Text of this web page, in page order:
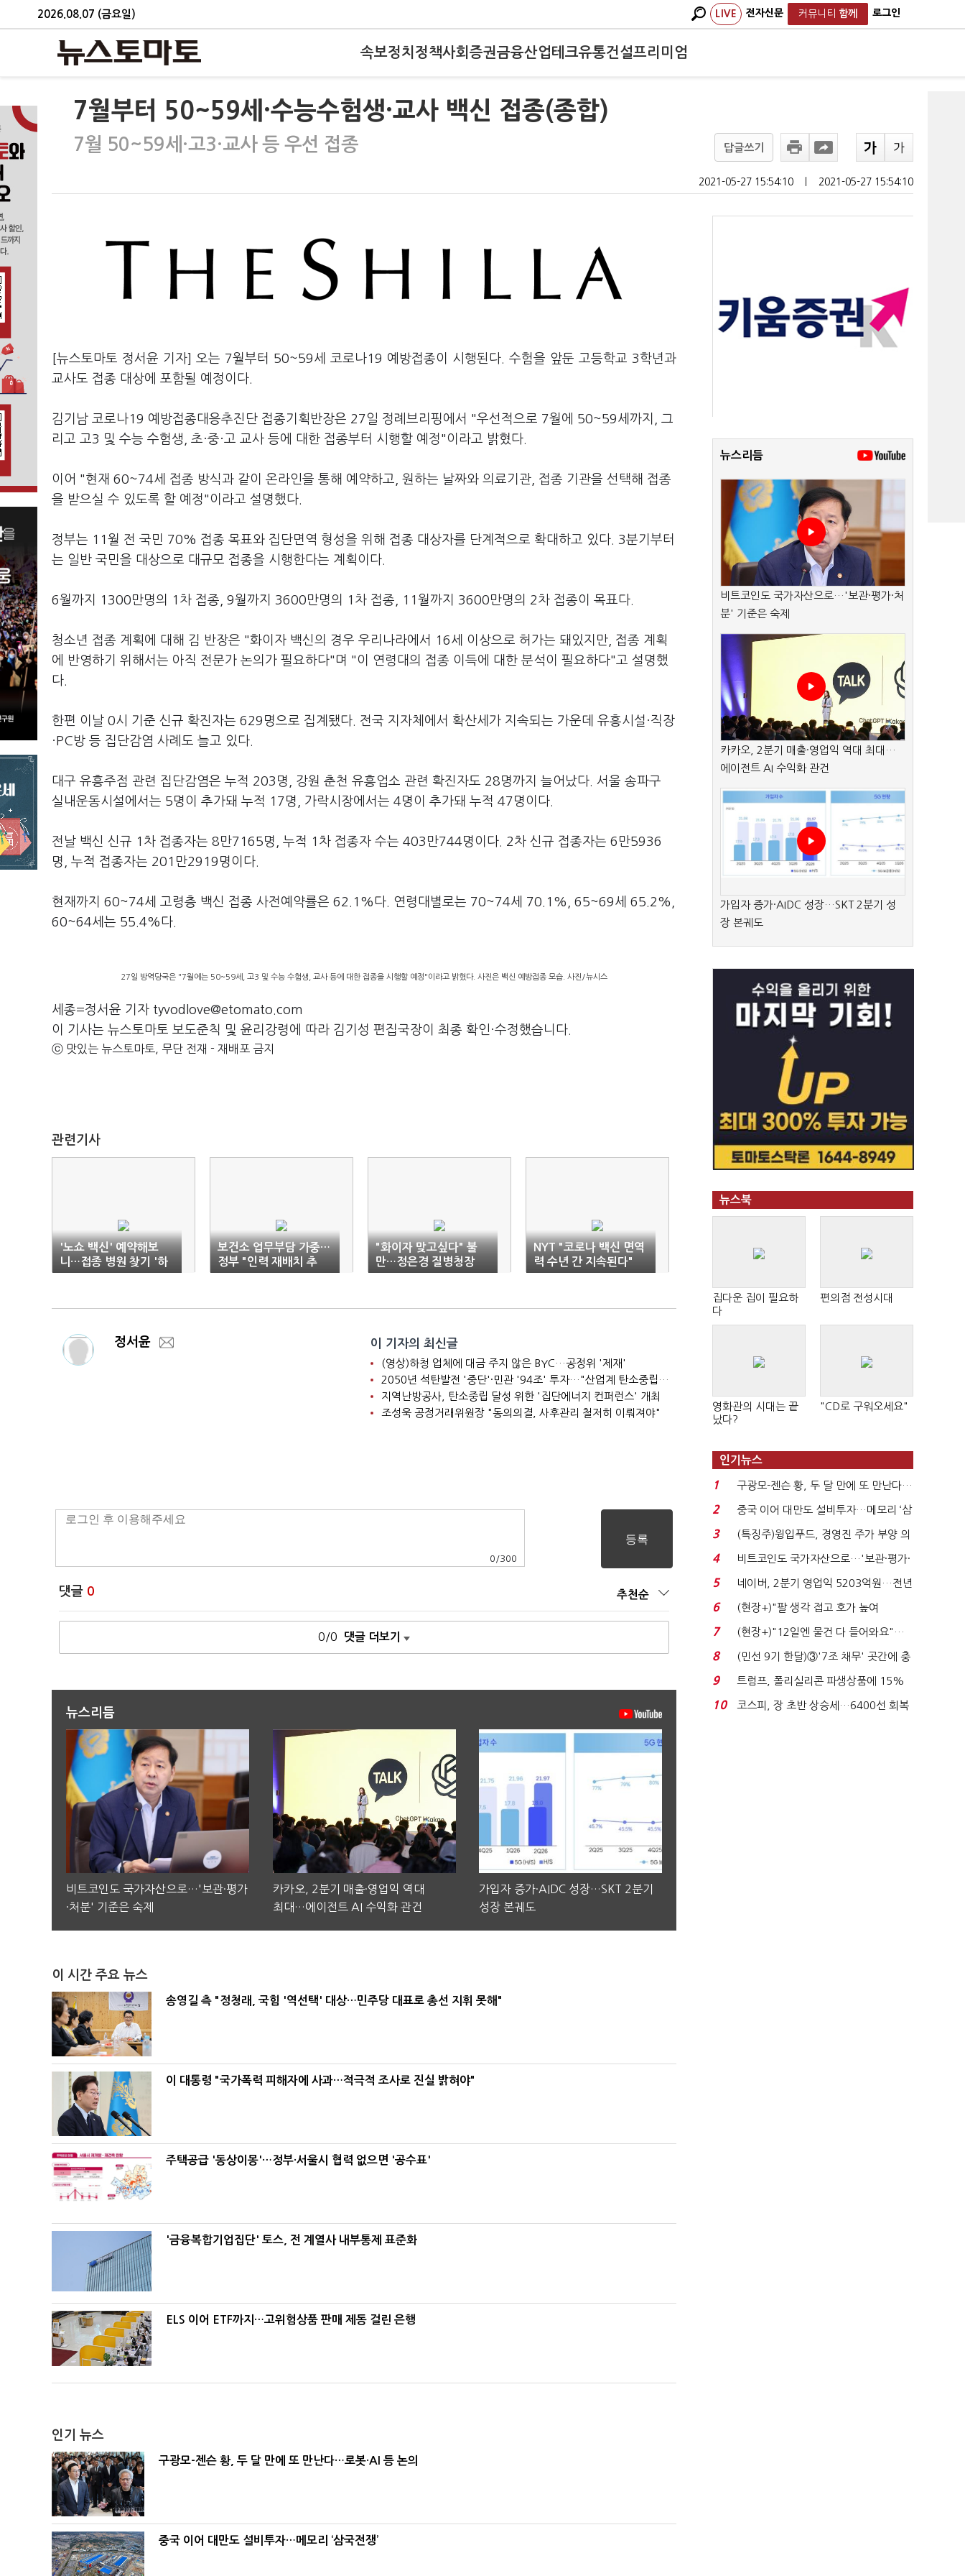
2026.08.07 (금요일) LIVE 전자신문 커뮤니티 함께 로그인
속보정치 정책사회 증권금융산업테크유통건설프리미엄
7월부터 50~59세·수능수험생·교사 백신 접종(종합)
7월 50~59세·고3·교사 등 우선 접종 답글쓰기
2021-05-27 15:54:10 2021-05-27 15:54:10
[뉴스토마토 정서윤 기자] 오는 7월부터 50~59세 코로나19 예방접종이 시행된다. 수험을 앞둔 고등학교 3학년과
교사도 접종 대상에 포함될 예정이다.
김기남 코로나19 예방접종대응추진단 접종기획반장은 27일 정례브리핑에서 "우선적으로 7월에 50~59세까지, 그
리고 고3 및 수능 수험생, 초·중·고 교사 등에 대한 접종부터 시행할 예정"이라고 밝혔다.
이어 "현재 60~74세 접종 방식과 같이 온라인을 통해 예약하고, 원하는 날짜와 의료기관, 접종 기관을 선택해 접종
을 받으실 수 있도록 할 예정"이라고 설명했다.
정부는 11월 전 국민 70% 접종 목표와 집단면역 형성을 위해 접종 대상자를 단계적으로 확대하고 있다. 3분기부터
는 일반 국민을 대상으로 대규모 접종을 시행한다는 계획이다.
6월까지 1300만명의 1차 접종, 9월까지 3600만명의 1차 접종, 11월까지 3600만명의 2차 접종이 목표다.
청소년 접종 계획에 대해 김 반장은 "화이자 백신의 경우 우리나라에서 16세 이상으로 허가는 돼있지만, 접종 계획
에 반영하기 위해서는 아직 전문가 논의가 필요하다"며 "이 연령대의 접종 이득에 대한 분석이 필요하다"고 설명했
다.
한편 이날 0시 기준 신규 확진자는 629명으로 집계됐다. 전국 지자체에서 확산세가 지속되는 가운데 유흥시설·직장
·PC방 등 집단감염 사례도 늘고 있다.
대구 유흥주점 관련 집단감염은 누적 203명, 강원 춘천 유흥업소 관련 확진자도 28명까지 늘어났다. 서울 송파구
실내운동시설에서는 5명이 추가돼 누적 17명, 가락시장에서는 4명이 추가돼 누적 47명이다.
전날 백신 신규 1차 접종자는 8만7165명, 누적 1차 접종자 수는 403만744명이다. 2차 신규 접종자는 6만5936
명, 누적 접종자는 201만2919명이다.
현재까지 60~74세 고령층 백신 접종 사전예약률은 62.1%다. 연령대별로는 70~74세 70.1%, 65~69세 65.2%,
60~64세는 55.4%다.
27일 방역당국은 "7월에는 50~59세, 고3 및 수능 수험생, 교사 등에 대한 접종을 시행할 예정"이라고 밝혔다. 사진은 백신 예방접종 모습. 사진/뉴시스
세종=정서윤 기자 tyvodlove@etomato.com
이 기사는 뉴스토마토 보도준칙 및 윤리강령에 따라 김기성 편집국장이 최종 확인·수정했습니다.
ⓒ 맛있는 뉴스토마토, 무단 전재 - 재배포 금지
관련기사
'노쇼 백신' 예약해보
니…접종 병원 찾기 '하
늘의 별따기'
보건소 업무부담 가중…
정부 "인력 재배치 추
진"
"화이자 맞고싶다" 불
만…정은경 질병청장
"AZ도 안전하다"
NYT "코로나 백신 면역
력 수년 간 지속된다"
정서윤 이 기자의 최신글
(영상)하청 업체에 대금 주지 않은 BYC…공정위 '제재'
2050년 석탄발전 '중단'·민관 '94조' 투자…"산업계 탄소중립에 고삐"
지역난방공사, 탄소중립 달성 위한 '집단에너지 컨퍼런스' 개최
조성욱 공정거래위원장 "동의의결, 사후관리 철저히 이뤄져야"
0 /300
댓글 0 추천순
0/0 댓글 더보기
뉴스리듬
비트코인도 국가자산으로…'보관·평가
·처분' 기준은 숙제
카카오, 2분기 매출·영업익 역대
최대…에이전트 AI 수익화 관건
가입자 증가·AIDC 성장…SKT 2분기
성장 본궤도
이 시간 주요 뉴스
송영길 측 "정청래, 국힘 '역선택' 대상…민주당 대표로 총선 지휘 못해"
이 대통령 "국가폭력 피해자에 사과…적극적 조사로 진실 밝혀야"
주택공급 '동상이몽'…정부·서울시 협력 없으면 '공수표'
'금융복합기업집단' 토스, 전 계열사 내부통제 표준화
ELS 이어 ETF까지…고위험상품 판매 제동 걸린 은행
인기 뉴스
구광모-젠슨 황, 두 달 만에 또 만난다…로봇·AI 등 논의
중국 이어 대만도 설비투자…메모리 ‘삼국전쟁’
뉴스리듬
비트코인도 국가자산으로…'보관·평가·처
분' 기준은 숙제
카카오, 2분기 매출·영업익 역대 최대…
에이전트 AI 수익화 관건
가입자 증가·AIDC 성장…SKT 2분기 성
장 본궤도
뉴스북
집다운 집이 필요하
다
편의점 전성시대
영화관의 시대는 끝
났다?
"CD로 구워오세요"
인기뉴스
1
구광모-젠슨 황, 두 달 만에 또 만난다…
로봇·AI 등 논...
2
중국 이어 대만도 설비투자…메모리 ‘삼
국전쟁’
3
(특징주)윙입푸드, 경영진 주가 부양 의
지에 상한가...
4
비트코인도 국가자산으로…'보관·평가·
처분' 기준은 ...
5
네이버, 2분기 영업익 5203억원…전년
비 0.2% 감소...
6
(현장+)"팔 생각 접고 호가 높여
요"…'덜 똘똘한 한 채' 20...
7
(현장+)"12일엔 물건 다 들어와요"…
빈 매대 채우며 문 연 ...
8
(민선 9기 한달)③'7조 채무' 곳간에 충
격…추미애, 20년...
9
트럼프, 폴리실리콘 파생상품에 15%
관세…"미 산업 재건"...
10
코스피, 장 초반 상승세…6400선 회복